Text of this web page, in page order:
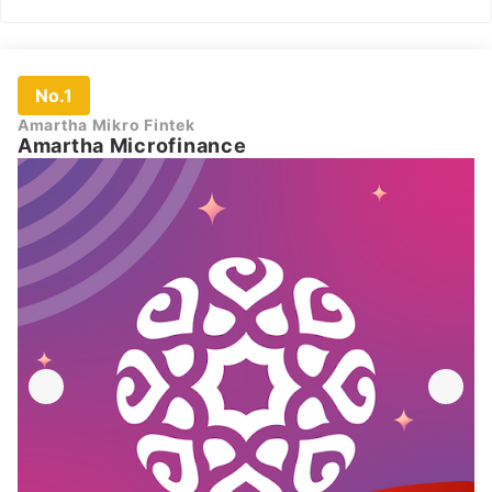
No.1
Amartha Mikro Fintek
Amartha Microfinance